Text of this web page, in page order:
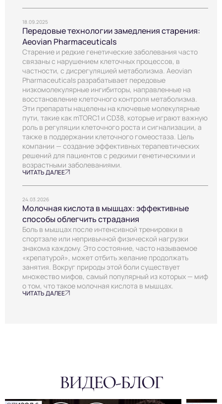
18.09.2025
Передовые технологии замедления старения:
Aeovian Pharmaceuticals
Старение и редкие генетические заболевания часто
связаны с нарушением клеточных процессов, в
частности, с дисрегуляцией метаболизма. Aeovian
Pharmaceuticals разрабатывает передовые
низкомолекулярные ингибиторы, направленные на
восстановление клеточного контроля метаболизма.
Эти препараты нацелены на ключевые молекулярные
пути, такие как mTORC1 и CD38, которые играют важную
роль в регуляции клеточного роста и сигнализации, а
также в поддержании клеточного гомеостаза. Цель
компании — создание эффективных терапевтических
решений для пациентов с редкими генетическими и
возрастными заболеваниями.
ЧИТАТЬ ДАЛЕЕ
24.03.2026
Молочная кислота в мышцах: эффективные
способы облегчить страдания
Боль в мышцах после интенсивной тренировки в
спортзале или непривычной физической нагрузки
знакома каждому. Это состояние, часто называемое
«крепатурой», может отбить желание продолжать
занятия. Вокруг природы этой боли существует
множество мифов, самый популярный из которых — миф
о том, что такое молочная кислота в мышцах.
ЧИТАТЬ ДАЛЕЕ
ВИДЕО-БЛОГ